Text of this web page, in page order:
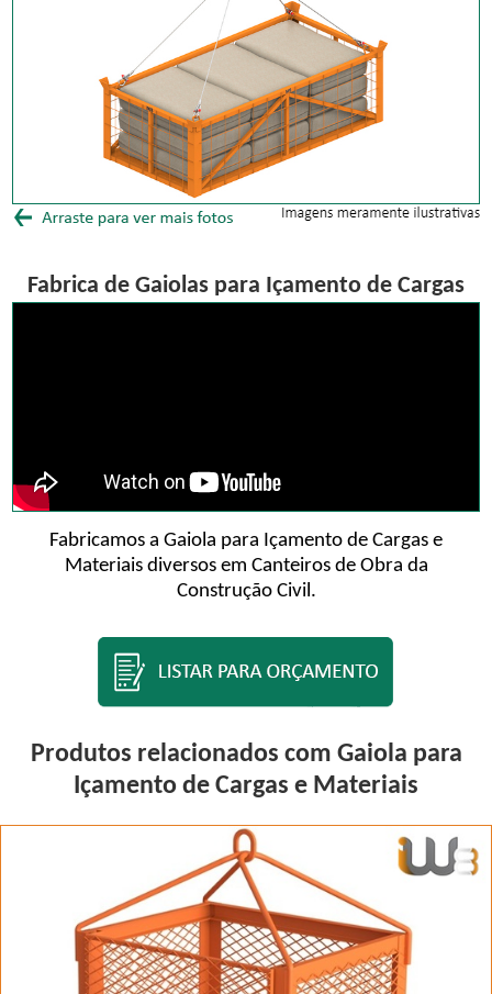
Fabrica de Gaiolas para Içamento de Cargas
Fabricamos a Gaiola para Içamento de Cargas e
Materiais diversos em Canteiros de Obra da
Construção Civil.
Produtos relacionados com Gaiola para
Içamento de Cargas e Materiais